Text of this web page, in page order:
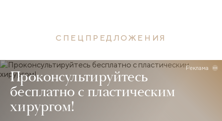
СПЕЦПРЕДЛОЖЕНИЯ
Реклама
Проконсультируйтесь
бесплатно с пластическим
хирургом!